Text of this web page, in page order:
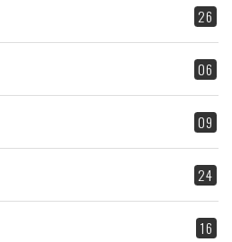
26
06
09
24
16